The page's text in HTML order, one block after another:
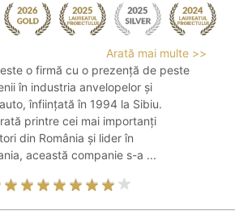
Arată mai multe >>
o firmă cu o prezență de peste
în industria anvelopelor și
înființată în 1994 la Sibiu.
printre cei mai importanți
din România și lider în
această companie s-a ...